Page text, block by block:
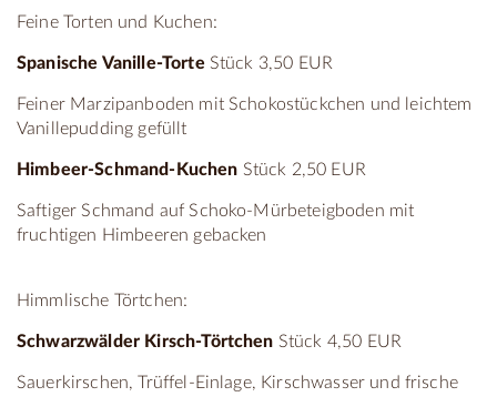
Feine Torten und Kuchen:
Spanische Vanille-TorteStück 3,50 EUR
Feiner Marzipanboden mit Schokostückchen und leichtem
Vanillepudding gefüllt
Himbeer-Schmand-Kuchen Stück 2,50 EUR
Saftiger Schmand auf Schoko-Mürbeteigboden mit
fruchtigen Himbeeren gebacken
Himmlische Törtchen:
Schwarzwälder Kirsch-Törtchen Stück 4,50 EUR
Sauerkirschen, Trüffel-Einlage, Kirschwasser und frische